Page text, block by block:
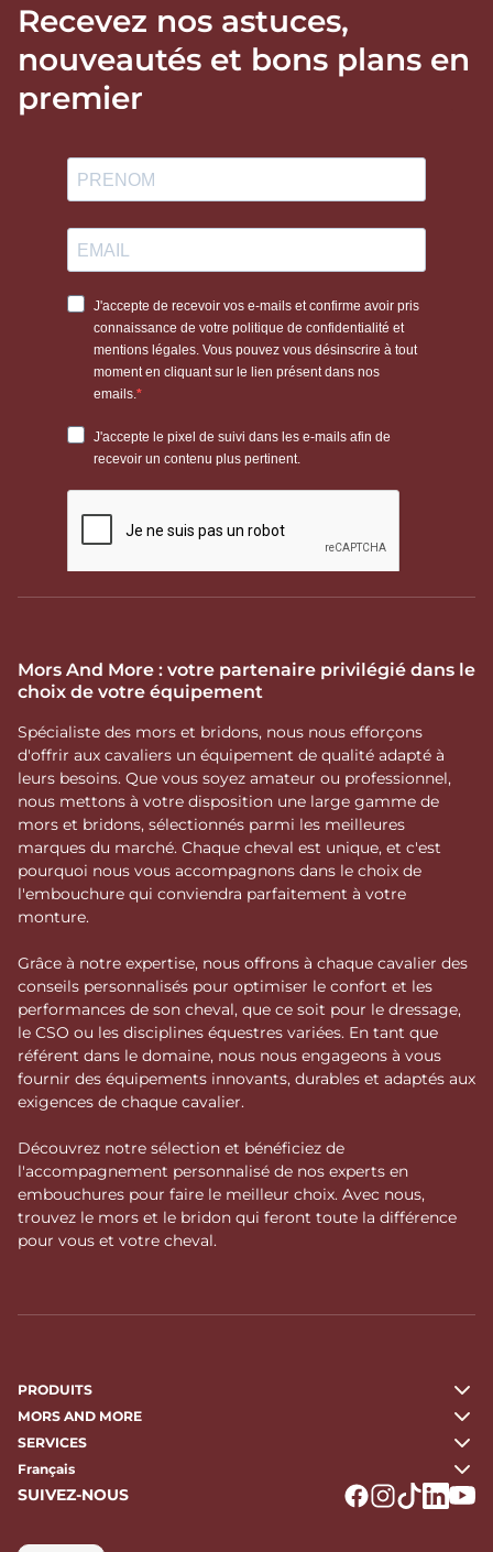
Recevez nos astuces,
nouveautés et bons plans en
premier
Mors And More : votre partenaire privilégié dans le
choix de votre équipement
Spécialiste des mors et bridons, nous nous efforçons
d'offrir aux cavaliers un équipement de qualité adapté à
leurs besoins. Que vous soyez amateur ou professionnel,
nous mettons à votre disposition une large gamme de
mors et bridons, sélectionnés parmi les meilleures
marques du marché. Chaque cheval est unique, et c'est
pourquoi nous vous accompagnons dans le choix de
l'embouchure qui conviendra parfaitement à votre
monture.
Grâce à notre expertise, nous offrons à chaque cavalier des
conseils personnalisés pour optimiser le confort et les
performances de son cheval, que ce soit pour le dressage,
le CSO ou les disciplines équestres variées. En tant que
référent dans le domaine, nous nous engageons à vous
fournir des équipements innovants, durables et adaptés aux
exigences de chaque cavalier.
Découvrez notre sélection et bénéficiez de
l'accompagnement personnalisé de nos experts en
embouchures pour faire le meilleur choix. Avec nous,
trouvez le mors et le bridon qui feront toute la différence
pour vous et votre cheval.
PRODUITS
MORS AND MORE
SERVICES
Français
SUIVEZ-NOUS